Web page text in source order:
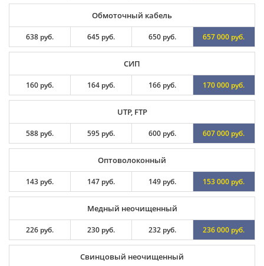
Обмоточный кабель
638 руб. 645 руб. 650 руб. 657 000 руб.
СИП
160 руб. 164 руб. 166 руб. 170 000 руб.
UTP, FTP
588 руб. 595 руб. 600 руб. 607 000 руб.
Оптоволоконный
143 руб. 147 руб. 149 руб. 153 000 руб.
Медный неочищенный
226 руб. 230 руб. 232 руб. 236 000 руб.
Свинцовый неочищенный